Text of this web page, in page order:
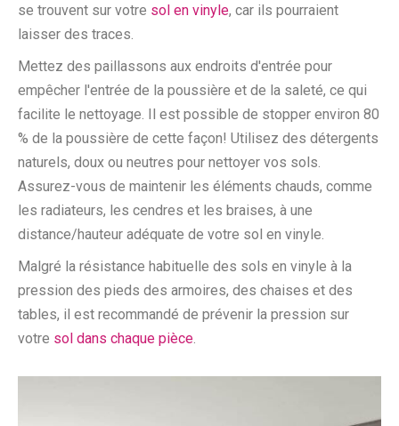
se trouvent sur votre sol en vinyle, car ils pourraient
laisser des traces.
Mettez des paillassons aux endroits d'entrée pour
empêcher l'entrée de la poussière et de la saleté, ce qui
facilite le nettoyage. Il est possible de stopper environ 80
% de la poussière de cette façon! Utilisez des détergents
naturels, doux ou neutres pour nettoyer vos sols.
Assurez-vous de maintenir les éléments chauds, comme
les radiateurs, les cendres et les braises, à une
distance/hauteur adéquate de votre sol en vinyle.
Malgré la résistance habituelle des sols en vinyle à la
pression des pieds des armoires, des chaises et des
tables, il est recommandé de prévenir la pression sur
votre sol dans chaque pièce